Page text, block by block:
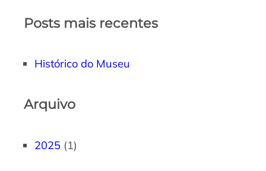
Posts mais recentes
Histórico do Museu
Arquivo
2025 (1)